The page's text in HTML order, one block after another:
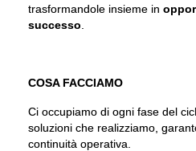
trasformandole insieme in
successo
COSA FACCIAMO
Ci occupiamo di ogni fase del
soluzioni che realizziamo,
continuità operativa.